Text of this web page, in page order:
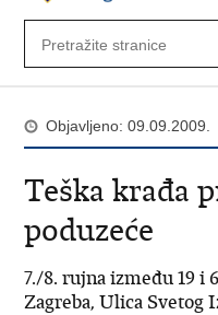
Objavljeno: 09.09.2009.
Teška krađa
poduzeće
7./8. rujna između 19 i
Zagreba, Ulica Svetog